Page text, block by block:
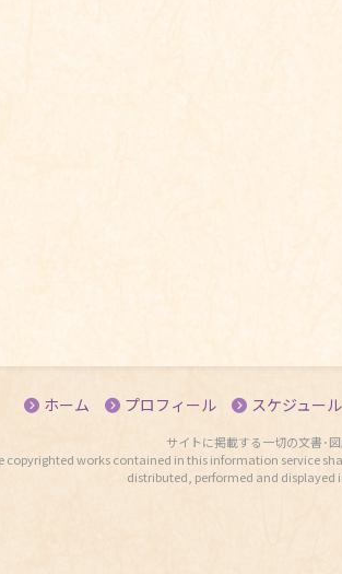
ホーム プロフィール スケジュール
サイトに掲載する一切の文書･
copyrighted works contained in this information service
distributed, performed and